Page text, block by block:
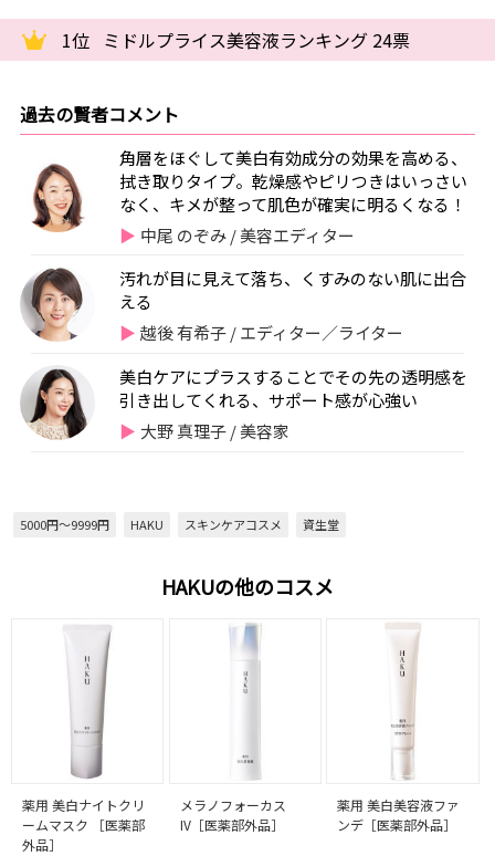
1位 ミドルプライス美容液ランキング 24票
過去の賢者コメント
角層をほぐして美白有効成分の効果を高める、
拭き取りタイプ。乾燥感やピリつきはいっさい
なく、キメが整って肌色が確実に明るくなる！
中尾 のぞみ / 美容エディター
汚れが目に見えて落ち、くすみのない肌に出合
える
越後 有希子 / エディター／ライター
美白ケアにプラスすることでその先の透明感を
引き出してくれる、サポート感が心強い
大野 真理子 / 美容家
5000円～9999円 HAKU スキンケアコスメ 資生堂
HAKUの他のコスメ
薬用 美白ナイトクリ
ームマスク ［医薬部
外品］
メラノフォーカス
IV［医薬部外品］
薬用 美白美容液ファ
ンデ［医薬部外品］